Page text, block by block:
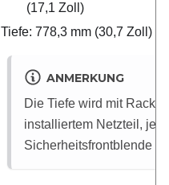
(17,1 Zoll)
Tiefe: 778,3 mm (30,7 Zoll)
ANMERKUNG
Die Tiefe wird mit Rack-
installiertem Netzteil,
Sicherheitsfrontblende